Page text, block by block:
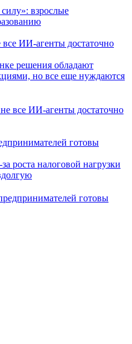
ИИ-агенты достаточно
решения обладают
но все еще нуждаются
готовы
роста налоговой нагрузки